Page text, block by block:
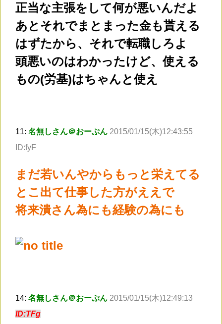
正当な主張をして何が悪いんだよ
あとそれでまとまった金も貰える
はずたから、それで転職しろよ
頭悪いのはわかったけど、使える
もの(労基)はちゃんと使え
11: 名無しさん＠おーぷん 2015/01/15(木)12:43:55
ID:fyF
まだ若いんやからもっと栄えてる
とこ出て仕事した方がええで
将来潰さん為にも経験の為にも
14: 名無しさん＠おーぷん 2015/01/15(木)12:49:13
ID:TFg